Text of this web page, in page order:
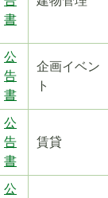
書
公
告
書
企画イベン
ト
公
告
書
賃貸
公